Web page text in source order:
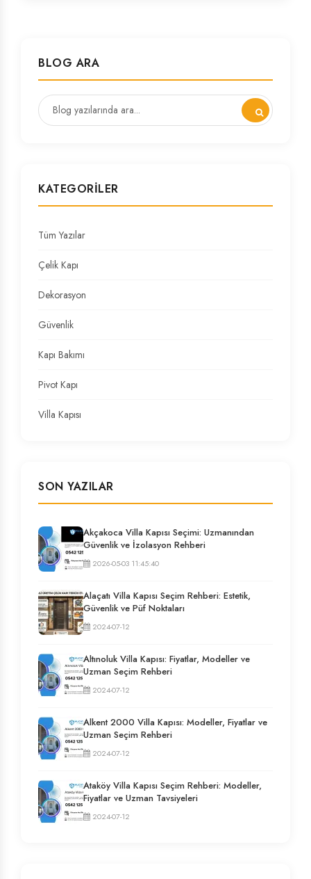
BLOG ARA
KATEGORILER
Tüm Yazılar
Çelik Kapı
Dekorasyon
Güvenlik
Kapı Bakımı
Pivot Kapı
Villa Kapısı
SON YAZILAR
Akçakoca Villa Kapısı Seçimi: Uzmanından
Güvenlik ve İzolasyon Rehberi
2026-05-03 11:45:40
Alaçatı Villa Kapısı Seçim Rehberi: Estetik,
Güvenlik ve Püf Noktaları
2024-07-12
Altınoluk Villa Kapısı: Fiyatlar, Modeller ve
Uzman Seçim Rehberi
2024-07-12
Alkent 2000 Villa Kapısı: Modeller, Fiyatlar ve
Uzman Seçim Rehberi
2024-07-12
Ataköy Villa Kapısı Seçim Rehberi: Modeller,
Fiyatlar ve Uzman Tavsiyeleri
2024-07-12